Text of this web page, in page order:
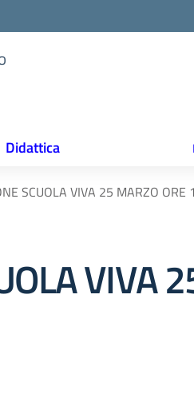
Didattica
SCUOLA VIVA 25 MARZO ORE
VIVA